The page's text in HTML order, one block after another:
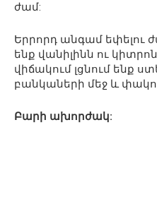
ժամ:
Երրորդ անգամ եփելու
ենք վանիլինն ու
վիճակում լցնում ենք
բանկաների մեջ և
Բարի ախորժակ: